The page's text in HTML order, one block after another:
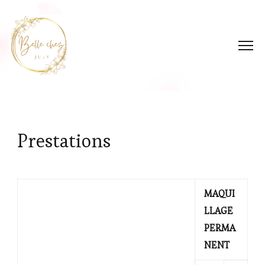
Prestations
MAQUI
LLAGE
PERMA
NENT